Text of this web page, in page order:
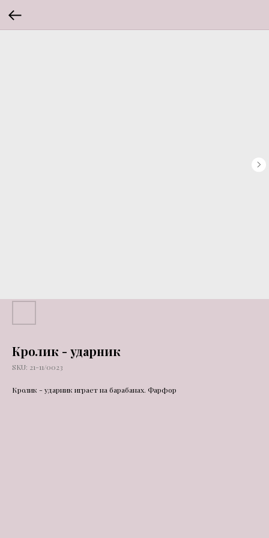
Кролик - ударник
SKU: 21-11/0023
Кролик - ударник играет на барабанах. Фарфор